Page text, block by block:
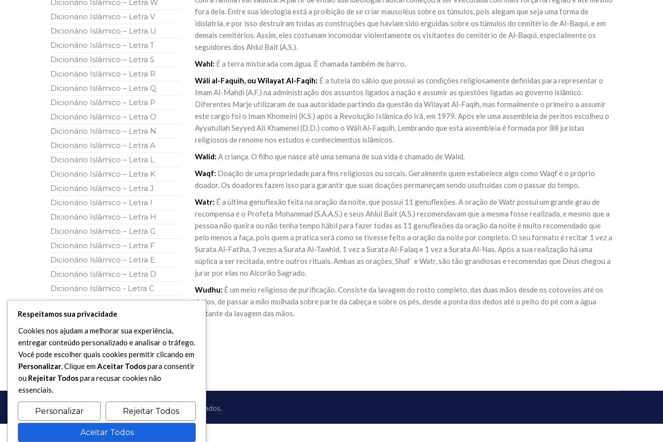
10 DE NOVEMBRO DE 2013
Falecimento do Imam Ali Ibn Al-Hussein (A.S.)
Em nome de Deus, o Clemente, o Misericordioso! Diante da data em que
relembramos o martírio do quarto Imam dos muçulmanos, o Imam Ali Ibn Al-
Hussein Ibn Ali Ibn Abi Táleb (A.S.), conhecido por “Zein Al-Ábidin” (Formosura
3 DE JULHO DE 2014
Centro Islâmico no Brasil recebe o ex-ministro das
Relações Exteriores da República Islâmica do Irã
do Irã, Sr. Kamal Kharrazi, que encontra-se visitando
Dicionário Islâmico – Letra W
Dicionário Islâmico – Letra V
Dicionário Islâmico – Letra U
Dicionário Islâmico – Letra T
Dicionário Islâmico – Letra S
Dicionário Islâmico – Letra R
Dicionário Islâmico – Letra Q
Dicionário Islâmico – Letra P
Dicionário Islâmico – Letra O
Dicionário Islâmico – Letra N
Dicionário Islâmico – Letra A
Dicionário Islâmico – Letra L
Dicionário Islâmico – Letra K
Dicionário Islâmico – Letra J
Dicionário Islâmico – Letra I
Dicionário Islâmico – Letra H
Dicionário Islâmico – Letra G
Dicionário Islâmico – Letra F
Dicionário Islâmico – Letra E
Dicionário Islâmico – Letra D
Dicionário Islâmico - Letra C
Dicionário Islâmico – Letra B
fora dela. Entre sua ideologia está a proibição de se criar mausoléus sobre os túmulos, pois alegam que seja uma forma de
idolatria, e por isso destruíram todas as construções que haviam sido erguidas sobre os túmulos do cemitério de Al-Baqui, e em
demais cemitérios. Assim, eles costumam incomodar violentamente os visitantes do cemitério de Al-Baqui, especialmente os
seguidores dos Ahlul Bait (A.S.).
Wahl: É a terra misturada com água. É chamada também de barro.
Wáli al-Faquih, ou Wilayat Al-Faqih: É a tutela do sábio que possui as condições religiosamente definidas para representar o
Imam Al-Mahdi (A.F.) na administração dos assuntos ligados a nação e assumir as questões ligadas ao governo islâmico.
Diferentes Marje utilizaram de sua autoridade partindo da questão da Wilayat Al-Faqih, mas formalmente o primeiro a assumir
este cargo foi o Imam Khomeini (K.S.) após a Revolução Islâmica do Irã, em 1979. Após ele uma assembleia de peritos escolheu o
Ayyatullah Seyyed Ali Khamenei (D.D.) como o Wáli Al-Faquih. Lembrando que esta assembleia é formada por 88 juristas
religiosos de renome nos estudos e conhecimentos islâmicos.
Walid: A criança. O filho que nasce até uma semana de sua vida é chamado de Walid.
Waqf: Doação de uma propriedade para fins religiosos ou socais. Geralmente quem estabelece algo como Waqf é o próprio
doador. Os doadores fazem isso para garantir que suas doações permaneçam sendo usufruídas com o passar do tempo.
Watr: É a última genuflexão feita na oração da noite, que possui 11 genuflexões. A oração de Watr possui um grande grau de
recompensa e o Profeta Mohammad (S.A.A.S.) e seus Ahlul Bait (A.S.) recomendavam que a mesma fosse realizada, e mesmo que a
pessoa não queira ou não tenha tempo hábil para fazer todas as 11 genuflexões da oração da noite é muito recomendado que
pelo menos a faça, pois quem a pratica será como se tivesse feito a oração da noite por completo. O seu formato é recitar 1 vez a
Surata Al-Fatiha, 3 vezes a Surata Al-Tawhid, 1 vez a Surata Al-Falaq e 1 vez a Surata Al-Nas. Após a sua realização há uma
súplica a ser recitada, entre outros rituais. Ambas as orações, Shaf´ e Watr, são tão grandiosas e recomendas que Deus chegou a
jurar por elas no Alcorão Sagrado.
Wudhu: É um meio religioso de purificação. Consiste da lavagem do rosto completo, das duas mãos desde os cotovelos até os
dedos, de passar a mão molhada sobre parte da cabeça e sobre os pés, desde a ponta dos dedos até o peito do pé com a água
restante da lavagem das mãos.
Copyright 2017 - 2026 / Todos os direitos reservados.
Respeitamos sua privacidade
Cookies nos ajudam a melhorar sua experiência,
entregar conteúdo personalizado e analisar o tráfego.
Você pode escolher quais cookies permitir clicando em
Personalizar. Clique emAceitar Todospara consentir
ou Rejeitar Todospara recusar cookies não
essenciais.
Personalizar Rejeitar Todos
Aceitar Todos